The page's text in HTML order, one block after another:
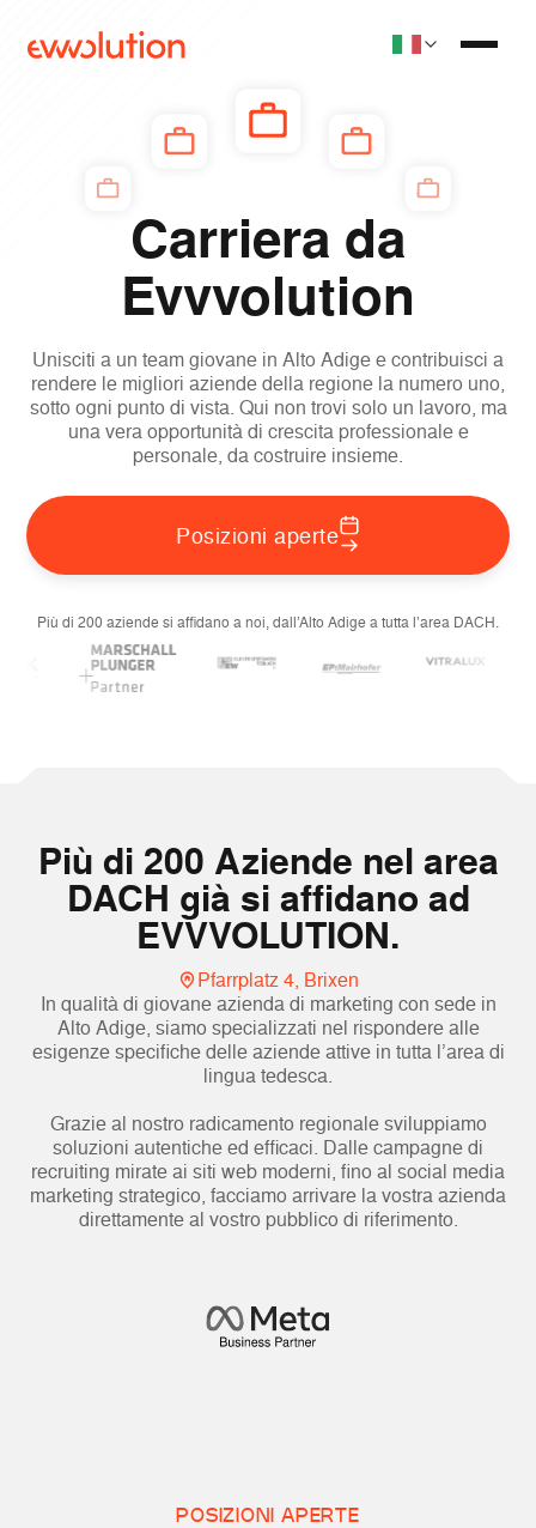
Carriera da
Evvvolution
Unisciti a un team giovane in Alto Adige e contribuisci a
rendere le migliori aziende della regione la numero uno,
sotto ogni punto di vista. Qui non trovi solo un lavoro, ma
una vera opportunità di crescita professionale e
personale, da costruire insieme.
Posizioni aperte
Più di 200 aziende si affidano a noi, dall’Alto Adige a tutta l’area DACH.
Più di 200 Aziende nel area
DACH già si affidano ad
EVVVOLUTION.
Pfarrplatz 4, Brixen
In qualità di giovane azienda di marketing con sede in
Alto Adige, siamo specializzati nel rispondere alle
esigenze specifiche delle aziende attive in tutta l’area di
lingua tedesca.
Grazie al nostro radicamento regionale sviluppiamo
soluzioni autentiche ed efficaci. Dalle campagne di
recruiting mirate ai siti web moderni, fino al social media
marketing strategico, facciamo arrivare la vostra azienda
direttamente al vostro pubblico di riferimento.
POSIZIONI APERTE